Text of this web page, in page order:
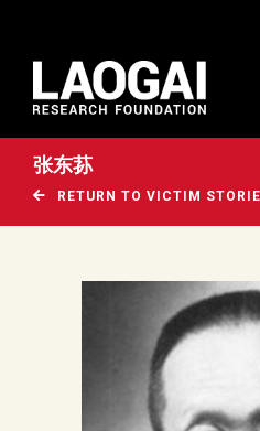
张东荪
RETURN TO VICTIM